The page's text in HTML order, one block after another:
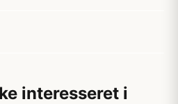
interesseret i